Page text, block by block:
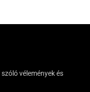
vélemények és